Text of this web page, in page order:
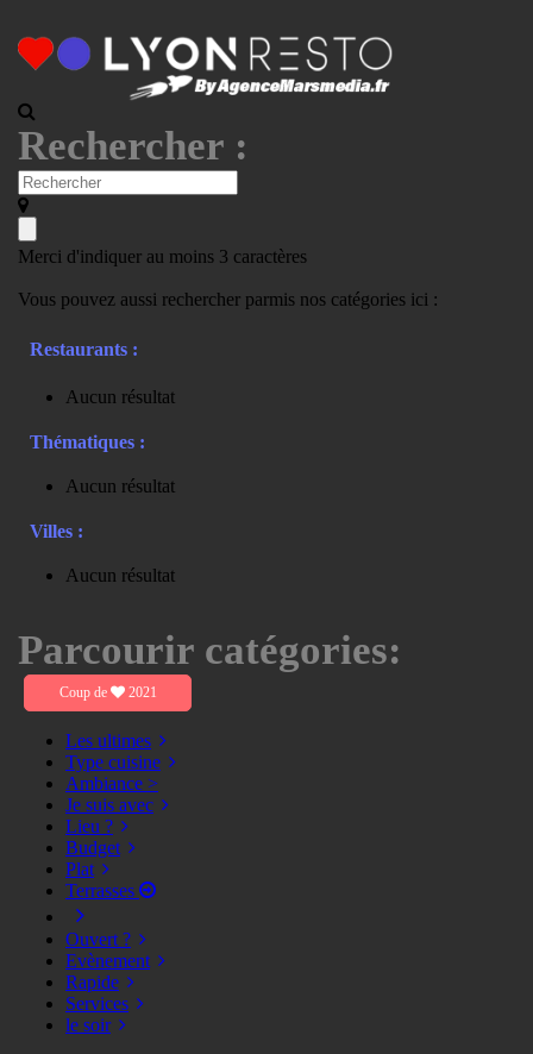
Rechercher :
Merci d'indiquer au moins 3 caractères
Vous pouvez aussi rechercher parmis nos catégories ici :
Restaurants :
Aucun résultat
Thématiques :
Aucun résultat
Villes :
Aucun résultat
Parcourir catégories:
Coup de 2021
Les ultimes
Type cuisine
Ambiance >
Je suis avec
Lieu ?
Budget
Plat
Terrasses
Ouvert ?
Evènement
Rapide
Services
le soir